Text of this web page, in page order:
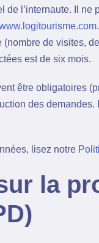
l’internaute. Il
de visites,
est de six mois.
être obligatoires
des
lisez notre
la